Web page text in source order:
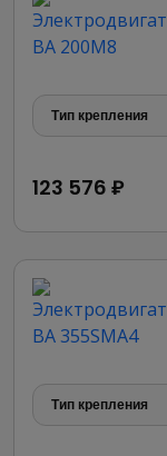
Тип крепления
123 576 ₽
Тип крепления